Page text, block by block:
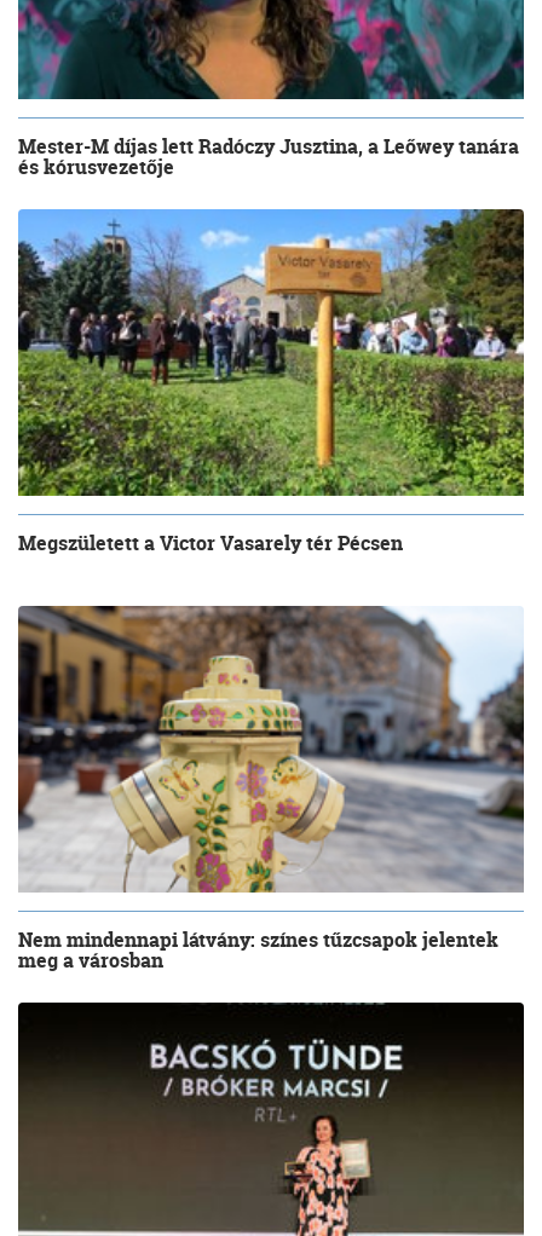
Mester-M díjas lett Radóczy Jusztina, a Leőwey tanára
és kórusvezetője
Megszületett a Victor Vasarely tér Pécsen
Nem mindennapi látvány: színes tűzcsapok jelentek
meg a városban